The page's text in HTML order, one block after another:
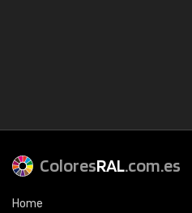
ColoresRAL.com.es
Home